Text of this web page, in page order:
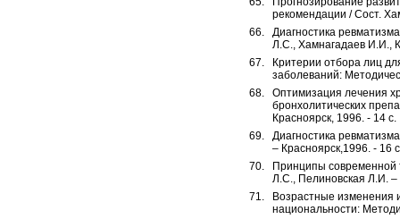
рекомендации / Сост.
Диагностика
Л.С., Хамнагадаев И.И.,
Критерии отбора лиц
заболеваний:
Оптимизация лечения
бронхолитических
Красноярск, 1996. - 14 с.
Диагностика
– Красноярск,1996. - 16
Принципы современной
Л.С., Пелиновская Л.И. –
Возрастные изменения
национальности: